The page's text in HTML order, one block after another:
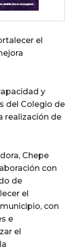
el
y
del Colegio de
realización de
Chepe
con
de
el
con
e
el